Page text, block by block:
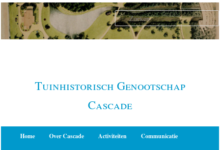
Spring
naar
primaire
Spring
naar
secundaire
Tuinhistorisch Genootschap
Cascade
Home Over Cascade Activiteiten Communicatie